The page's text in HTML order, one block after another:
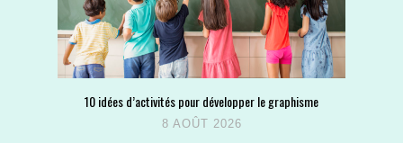
10 idées d’activités pour développer le graphisme
8 AOÛT 2026